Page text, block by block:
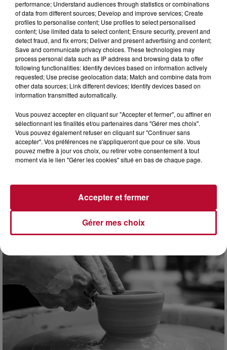
7h38
NOS IDÉES DE SORTIES POUR CETTE SEMAINE
Féria de Béziers, observation de l’éclipse solaire et soirées
au pied du pont du Gard : Voici quelques idées de sorties
sympa à faire en famille ou entre...
performance; Understand audiences through statistics or combinations
of data from different sources; Develop and improve services; Create
profiles to personalise content; Use profiles to select personalised
content; Use limited data to select content; Ensure security, prevent and
detect fraud, and fix errors; Deliver and present advertising and content;
Save and communicate privacy choices. These technologies may
process personal data such as IP address and browsing data to offer
following functionalities: Identify devices based on information actively
requested; Use precise geolocation data; Match and combine data from
other data sources; Link different devices; Identify devices based on
information transmitted automatically.
Vous pouvez accepter en cliquant sur "Accepter et fermer", ou affiner en
sélectionnant les finalités et/ou partenaires dans "Gérer mes choix".
Vous pouvez également refuser en cliquant sur "Continuer sans
accepter". Vos préférences ne s'appliqueront que pour ce site. Vous
pouvez mettre à jour vos choix, ou retirer votre consentement à tout
moment via le lien "Gérer les cookies" situé en bas de chaque page.
Gérer mes choix
Accepter et fermer